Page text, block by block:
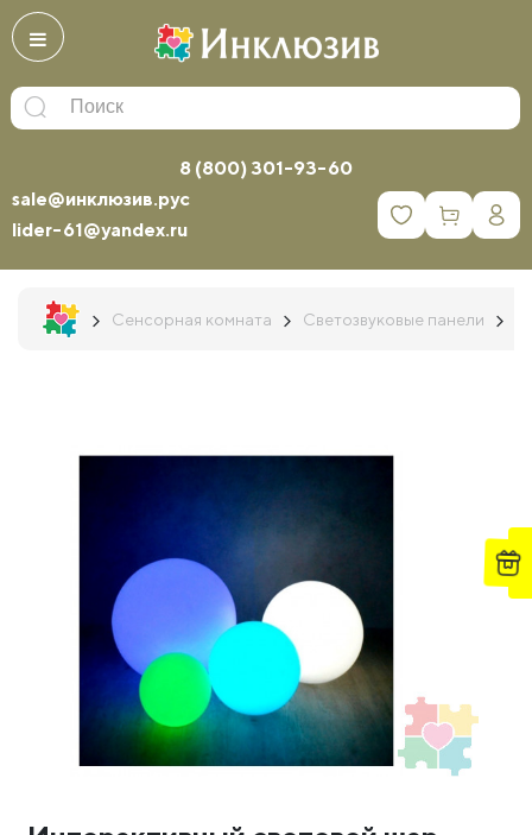
8 (800) 301-93-60
sale@инклюзив.рус
lider-61@yandex.ru
0
Сенсорная комната Светозвуковые панели